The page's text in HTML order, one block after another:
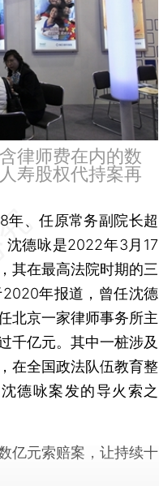
律师费在内的数
寿股权代持案再
年、任原常务副院长超
沈德咏是2022年3月17
其在最高法院时期的三
年报道，曾任沈德
北京一家律师事务所主
千亿元。其中一桩涉及
，在全国政法队伍教育整
德咏案发的导火索之
亿元索赔案，让持续十